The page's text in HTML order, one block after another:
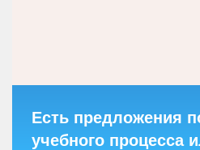
Есть предложения
учебного процесса